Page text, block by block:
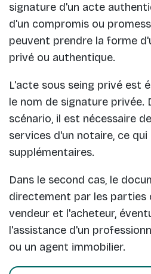
signature d'un acte
d'un compromis ou
peuvent prendre la forme
privé ou authentique.
L'acte sous seing privé est
le nom de signature privée.
scénario, il est nécessaire
services d'un notaire, ce
supplémentaires.
Dans le second cas, le
directement par les parties
vendeur et l'acheteur,
l'assistance d'un
ou un agent immobilier.